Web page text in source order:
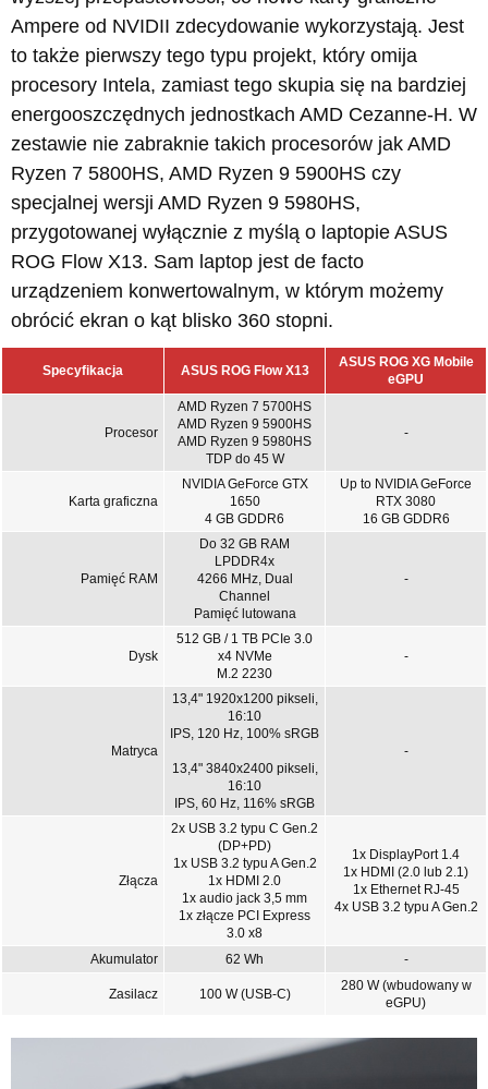
Ampere od NVIDII zdecydowanie wykorzystają. Jest
to także pierwszy tego typu projekt, który omija
procesory Intela, zamiast tego skupia się na bardziej
energooszczędnych jednostkach AMD Cezanne-H. W
zestawie nie zabraknie takich procesorów jak AMD
Ryzen 7 5800HS, AMD Ryzen 9 5900HS czy
specjalnej wersji AMD Ryzen 9 5980HS,
przygotowanej wyłącznie z myślą o laptopie ASUS
ROG Flow X13. Sam laptop jest de facto
urządzeniem konwertowalnym, w którym możemy
obrócić ekran o kąt blisko 360 stopni.
Specyfikacja ASUS ROG Flow X13
ASUS ROG XG Mobile
eGPU
Procesor
AMD Ryzen 7 5700HS
AMD Ryzen 9 5900HS
AMD Ryzen 9 5980HS
TDP do 45 W
-
Karta graficzna
NVIDIA GeForce GTX
1650
4 GB GDDR6
Up to NVIDIA GeForce
RTX 3080
16 GB GDDR6
Pamięć RAM
Do 32 GB RAM
LPDDR4x
4266 MHz, Dual
Channel
Pamięć lutowana
-
Dysk
512 GB / 1 TB PCIe 3.0
x4 NVMe
M.2 2230
-
Matryca
13,4" 1920x1200 pikseli,
16:10
IPS, 120 Hz, 100% sRGB
13,4" 3840x2400 pikseli,
16:10
IPS, 60 Hz, 116% sRGB
-
Złącza
2x USB 3.2 typu C Gen.2
(DP+PD)
1x USB 3.2 typu A Gen.2
1x HDMI 2.0
1x audio jack 3,5 mm
1x złącze PCI Express
3.0 x8
1x DisplayPort 1.4
1x HDMI (2.0 lub 2.1)
1x Ethernet RJ-45
4x USB 3.2 typu A Gen.2
Akumulator 62 Wh -
Zasilacz 100 W (USB-C)
280 W (wbudowany w
eGPU)